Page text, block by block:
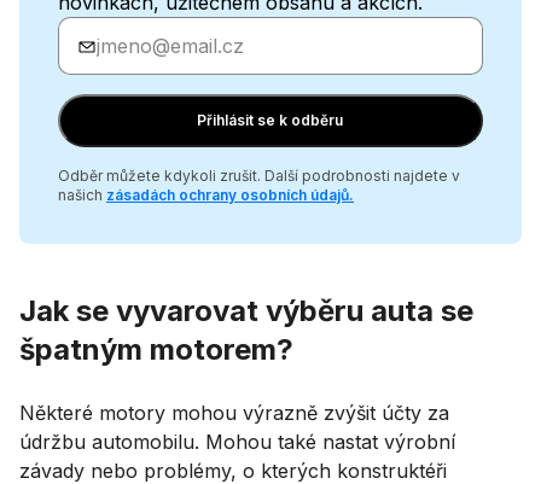
Zadejte
svůj
e-
mail
Přihlásit se k odběru
Odběr můžete kdykoli zrušit. Další podrobnosti najdete v
našich zásadách ochrany osobních údajů.
Jak se vyvarovat výběru auta se
špatným motorem?
Některé motory mohou výrazně zvýšit účty za
údržbu automobilu. Mohou také nastat výrobní
závady nebo problémy, o kterých konstruktéři